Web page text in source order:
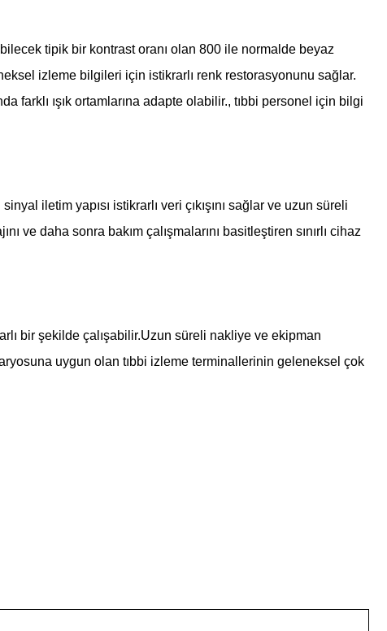
tipik bir kontrast oranı olan 800 ile normalde beyaz
izleme bilgileri için istikrarlı renk restorasyonunu sağlar.
farklı ışık ortamlarına adapte olabilir., tıbbi personel için bilgi
iletim yapısı istikrarlı veri çıkışını sağlar ve uzun süreli
ve daha sonra bakım çalışmalarını basitleştiren sınırlı cihaz
bir şekilde çalışabilir.Uzun süreli nakliye ve ekipman
uygun olan tıbbi izleme terminallerinin geleneksel çok